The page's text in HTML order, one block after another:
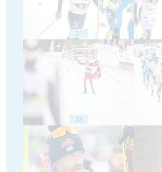
21
23